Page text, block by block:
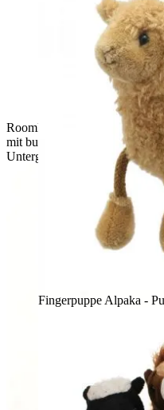
RoomMates Wandsticker
mit bunten Buchstaben und
Untergrund
Fingerpuppe Alpaka -